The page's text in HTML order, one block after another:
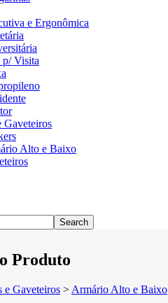
e Ergonômica
p/ Visita
Gaveteiros
Alto e Baixo
Search
Produto
e Gaveteiros > Armário Alto e Baixo